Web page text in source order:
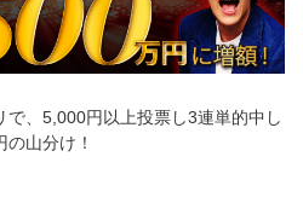
、5,000円以上投票し3連単的中し
山分け！